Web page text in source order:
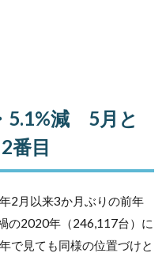
5.1%減 5月と
番目
2月以来3か月ぶりの前年
の2020年（246,117台）に
で見ても同様の位置づけと